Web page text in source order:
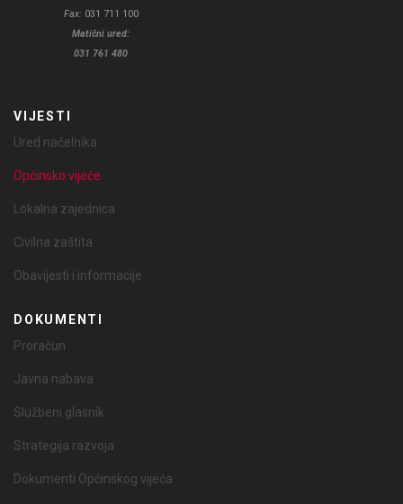
Fax: 031 711 100
Matični ured:
031 761 480
VIJESTI
Ured načelnika
Općinsko vijeće
Lokalna zajednica
Civilna zaštita
Obavijesti i informacije
DOKUMENTI
Proračun
Javna nabava
Službeni glasnik
Strategija razvoja
Dokumenti Općinskog vijeća